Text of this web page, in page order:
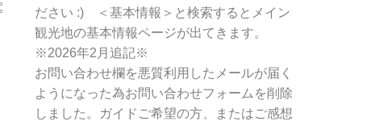
ださい :) ＜基本情報＞と検索するとメイン
観光地の基本情報ページが出てきます。
※2026年2月追記※
お問い合わせ欄を悪質利用したメールが届く
ようになった為お問い合わせフォームを削除
しました。ガイドご希望の方、またはご感想